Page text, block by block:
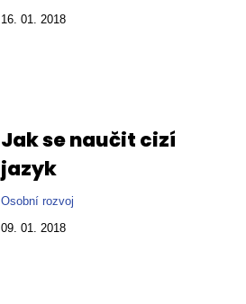
16. 01. 2018
Jak se naučit cizí
jazyk
Osobní rozvoj
09. 01. 2018